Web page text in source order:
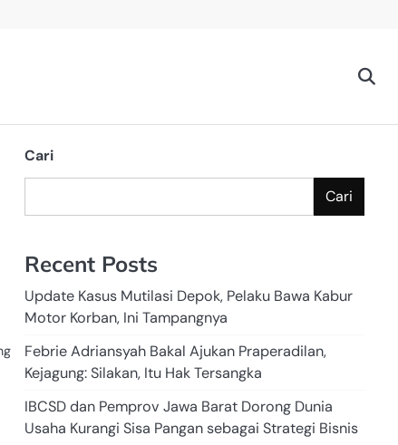
Cari
Cari
Recent Posts
Update Kasus Mutilasi Depok, Pelaku Bawa Kabur
Motor Korban, Ini Tampangnya
Febrie Adriansyah Bakal Ajukan Praperadilan,
Kejagung: Silakan, Itu Hak Tersangka
IBCSD dan Pemprov Jawa Barat Dorong Dunia
Usaha Kurangi Sisa Pangan sebagai Strategi Bisnis